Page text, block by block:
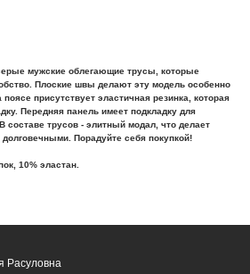
мужские облегающие трусы, которые
Плоские швы делают эту модель особенно
присутствует эластичная резинка, которая
Передняя панель имеет подкладку для
составе трусов - элитный модал, что делает
Порадуйте себя покупкой!
10% эластан.
Расуловна